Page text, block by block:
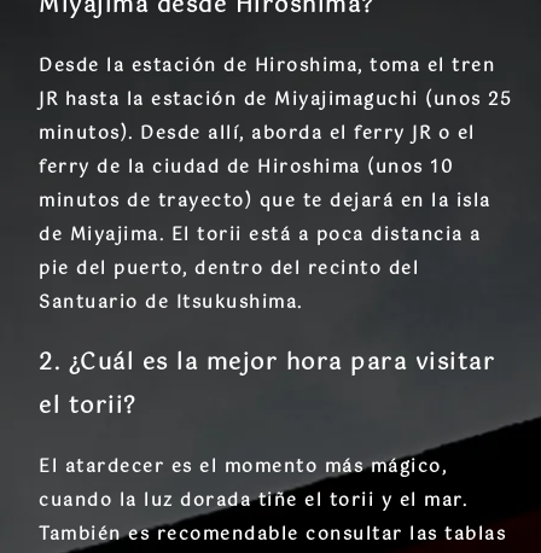
Desde la estación de Hiroshima, toma el tren
JR hasta la estación de Miyajimaguchi (unos 25
minutos). Desde allí, aborda el ferry JR o el
ferry de la ciudad de Hiroshima (unos 10
minutos de trayecto) que te dejará en la isla
de Miyajima. El torii está a poca distancia a
pie del puerto, dentro del recinto del
Santuario de Itsukushima.
2. ¿Cuál es la mejor hora para visitar
el torii?
El atardecer es el momento más mágico,
cuando la luz dorada tiñe el torii y el mar.
También es recomendable consultar las tablas